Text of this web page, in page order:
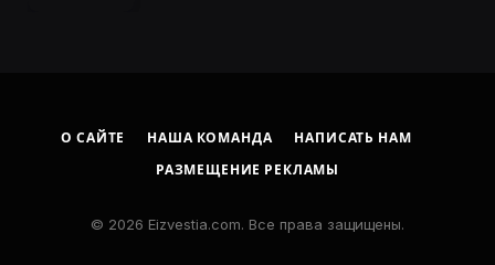
О САЙТЕ НАША КОМАНДА
НАПИСАТЬ НАМ
РАЗМЕЩЕНИЕ РЕКЛАМЫ
© 2026 Eizvestia.com. Все права защищены.